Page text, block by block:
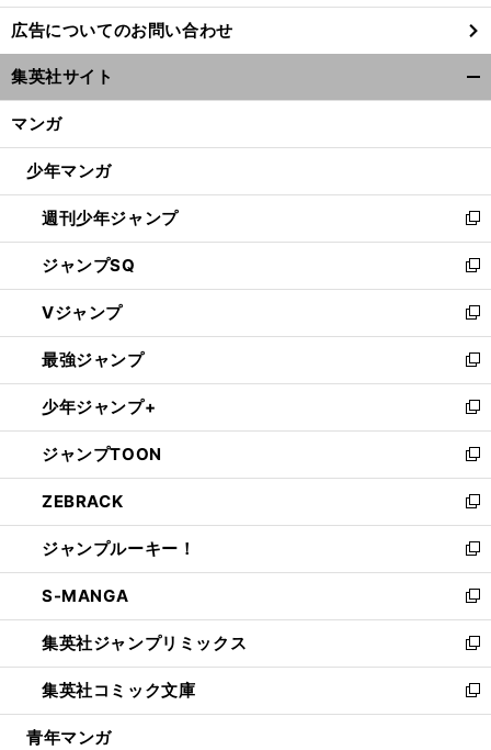
し
い
ウ
ィ
ン
ウ
開
く
広告についてのお問い合わせ
集英社サイト
マンガ
少年マンガ
週刊少年ジャンプ
新
し
い
ウ
ィ
ン
ド
ウ
で
開
く
ジャンプSQ
新
し
い
ウ
ィ
ン
ド
ウ
で
開
く
Vジャンプ
新
し
い
ウ
ィ
ン
ド
ウ
で
開
く
最強ジャンプ
新
し
い
ウ
ィ
ン
ド
ウ
で
開
く
少年ジャンプ+
新
し
い
ウ
ィ
ン
ド
ウ
で
開
く
ジャンプTOON
新
し
い
ウ
ィ
ン
ド
ウ
で
開
く
ZEBRACK
新
し
い
ウ
ィ
ン
ド
ウ
で
開
ジャンプルーキー！
新
し
い
ウ
ィ
ン
ド
ウ
S-MANGA
新
し
い
ウ
ィ
ン
集英社ジャンプリミックス
新
し
い
ウ
集英社コミック文庫
新
し
青年マンガ